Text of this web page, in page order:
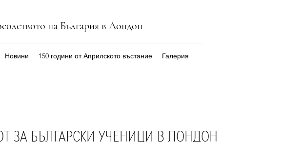
на България в Лондон
Новини 150 години от Априлското въстание Галерия
ЗА БЪЛГАРСКИ УЧЕНИЦИ В ЛОНДОН